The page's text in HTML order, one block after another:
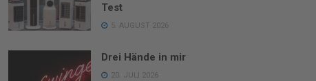
Test
5. AUGUST 2026
Drei Hände in mir
20. JULI 2026